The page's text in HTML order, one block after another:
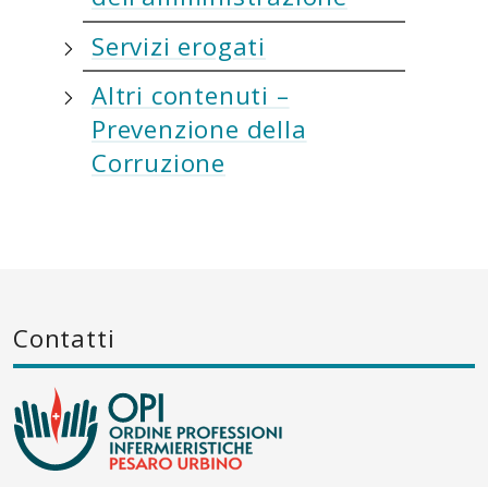
Servizi erogati
Altri contenuti –
Prevenzione della
Corruzione
Contatti